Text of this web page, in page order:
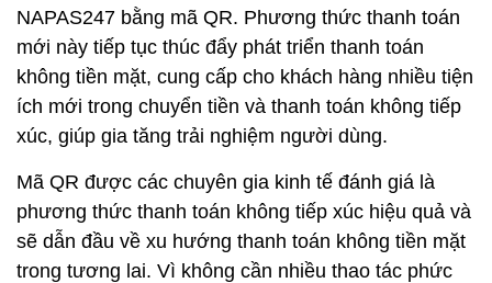
NAPAS247 bằng mã QR. Phương thức thanh toán
mới này tiếp tục thúc đẩy phát triển thanh toán
không tiền mặt, cung cấp cho khách hàng nhiều tiện
ích mới trong chuyển tiền và thanh toán không tiếp
xúc, giúp gia tăng trải nghiệm người dùng.
Mã QR được các chuyên gia kinh tế đánh giá là
phương thức thanh toán không tiếp xúc hiệu quả và
sẽ dẫn đầu về xu hướng thanh toán không tiền mặt
trong tương lai. Vì không cần nhiều thao tác phức